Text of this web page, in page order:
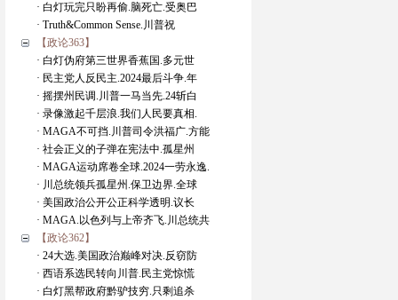
· 白灯玩完只盼再偷.脑死亡.受奥巴
· Truth&Common Sense.川普祝
【政论363】
· 白灯伪府第三世界香蕉国.多元世
· 民主党人反民主.2024最后斗争.年
· 摇摆州民调.川普一马当先.24斩白
· 录像激起千层浪.我们人民要真相.
· MAGA不可挡.川普司令洪福广.方能
· 社会正义的子弹在宪法中.孤星州
· MAGA运动席卷全球.2024一劳永逸.
· 川总统领兵孤星州.保卫边界.全球
· 美国政治公开公正科学透明.议长
· MAGA.以色列与上帝齐飞.川总统共
【政论362】
· 24大选.美国政治巅峰对决.反窃防
· 西语系选民转向川普.民主党惊慌
· 白灯黑帮政府黔驴技穷.只剩追杀